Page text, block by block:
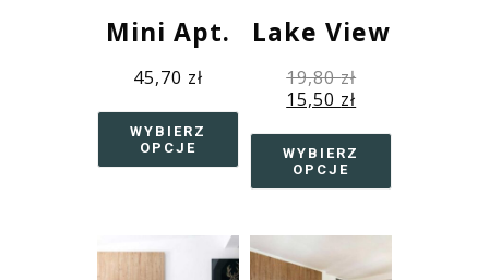
Mini Apt.
45,70 zł
WYBIERZ
OPCJE
Lake View
19,80zł
15,50 zł
WYBIERZ
OPCJE